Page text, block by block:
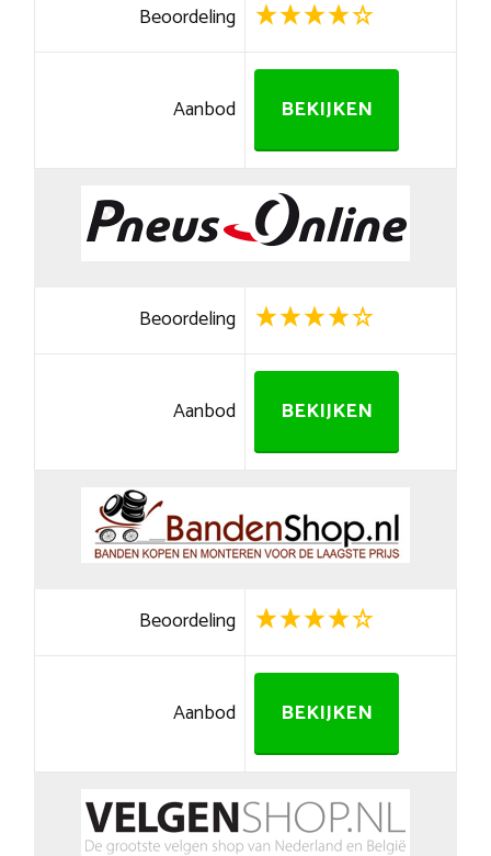
Beoordeling
Aanbod BEKIJKEN
Beoordeling
Aanbod BEKIJKEN
Beoordeling
Aanbod BEKIJKEN